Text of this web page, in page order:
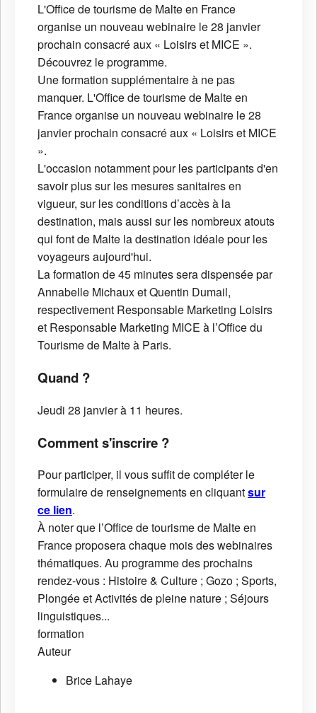
L'Office de tourisme de Malte en France
organise un nouveau webinaire le 28 janvier
prochain consacré aux « Loisirs et MICE ».
Découvrez le programme.
Une formation supplémentaire à ne pas
manquer. L'Office de tourisme de Malte en
France organise un nouveau webinaire le 28
janvier prochain consacré aux « Loisirs et MICE
».
L'occasion notamment pour les participants d'en
savoir plus sur les mesures sanitaires en
vigueur, sur les conditions d’accès à la
destination, mais aussi sur les nombreux atouts
qui font de Malte la destination idéale pour les
voyageurs aujourd'hui.
La formation de 45 minutes sera dispensée par
Annabelle Michaux et Quentin Dumail,
respectivement Responsable Marketing Loisirs
et Responsable Marketing MICE à l’Office du
Tourisme de Malte à Paris.
Quand ?
Jeudi 28 janvier à 11 heures.
Comment s'inscrire ?
Pour participer, il vous suffit de compléter le
formulaire de renseignements en cliquantsur
ce lien.
À noter que l’Office de tourisme de Malte en
France proposera chaque mois des webinaires
thématiques. Au programme des prochains
rendez-vous : Histoire & Culture ; Gozo ; Sports,
Plongée et Activités de pleine nature ; Séjours
linguistiques...
formation
Auteur
Brice Lahaye